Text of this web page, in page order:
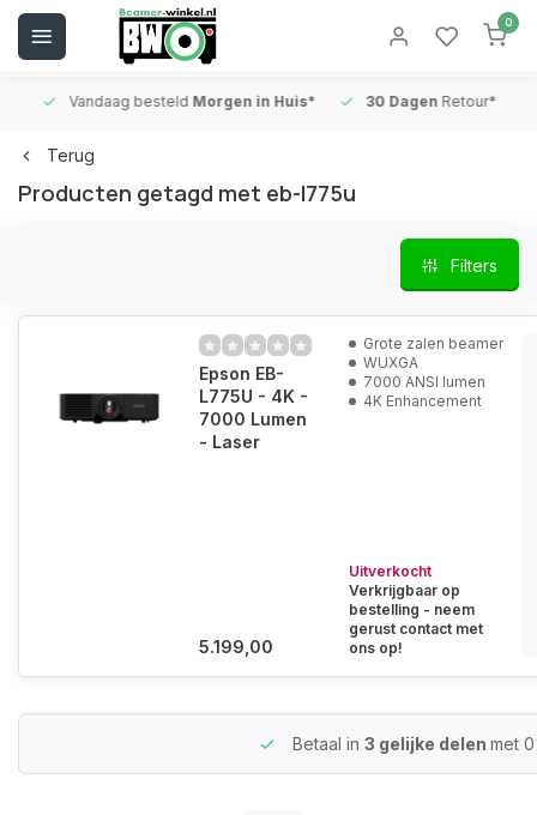
0
Vandaag besteldMorgen in Huis* 30 DagenRetour*
Terug
Producten getagd met eb-l775u
Filters
Epson EB-
L775U - 4K -
7000 Lumen
- Laser
5.199,00
Grote zalen beamer
WUXGA
7000 ANSI lumen
4K Enhancement
Uitverkocht
Verkrijgbaar op
bestelling - neem
gerust contact met
ons op!
Betaal in 3 gelijke delen met